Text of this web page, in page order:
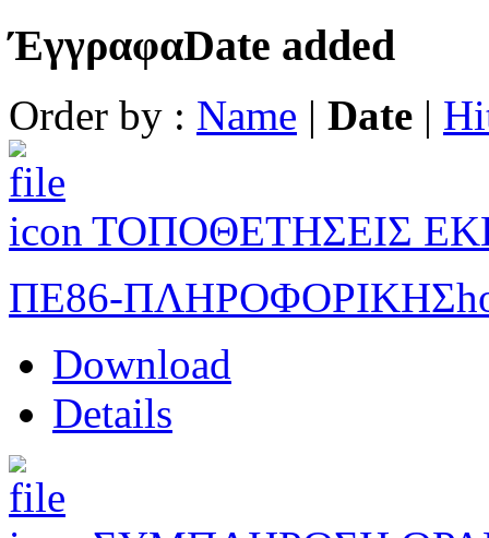
ΈγγραφαDate added
Order by : Name | Date |
ΤΟΠΟΘΕΤΗΣΕΙΣ
ΠΕ86-ΠΛΗΡΟΦΟΡΙΚΗΣ
Download
Details